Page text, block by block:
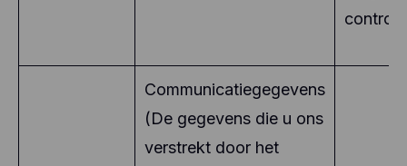
Communicatiegegevens
(De gegevens die u ons
verstrekt door het